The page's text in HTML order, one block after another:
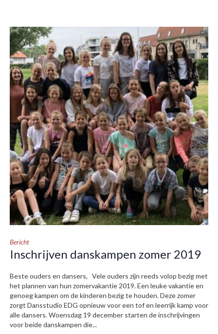
Bericht
Inschrijven danskampen zomer 2019
Beste ouders en dansers, Vele ouders zijn reeds volop bezig met
het plannen van hun zomervakantie 2019. Een leuke vakantie en
genoeg kampen om de kinderen bezig te houden. Deze zomer
zorgt Dansstudio EDG opnieuw voor een tof en leerrijk kamp voor
alle dansers. Woensdag 19 december starten de inschrijvingen
voor beide danskampen die...